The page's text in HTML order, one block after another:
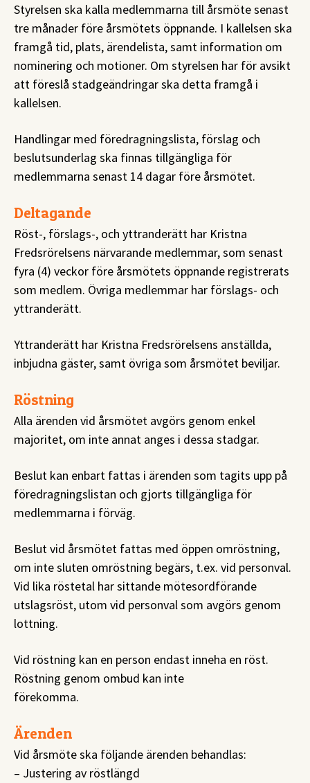
Styrelsen ska kalla medlemmarna till årsmöte senast
tre månader före årsmötets öppnande. I kallelsen ska
framgå tid, plats, ärendelista, samt information om
nominering och motioner. Om styrelsen har för avsikt
att föreslå stadgeändringar ska detta framgå i
kallelsen.
Handlingar med föredragningslista, förslag och
beslutsunderlag ska finnas tillgängliga för
medlemmarna senast 14 dagar före årsmötet.
Deltagande
Röst-, förslags-, och yttranderätt har Kristna
Fredsrörelsens närvarande medlemmar, som senast
fyra (4) veckor före årsmötets öppnande registrerats
som medlem. Övriga medlemmar har förslags- och
yttranderätt.
Yttranderätt har Kristna Fredsrörelsens anställda,
inbjudna gäster, samt övriga som årsmötet beviljar.
Röstning
Alla ärenden vid årsmötet avgörs genom enkel
majoritet, om inte annat anges i dessa stadgar.
Beslut kan enbart fattas i ärenden som tagits upp på
föredragningslistan och gjorts tillgängliga för
medlemmarna i förväg.
Beslut vid årsmötet fattas med öppen omröstning,
om inte sluten omröstning begärs, t.ex. vid personval.
Vid lika röstetal har sittande mötesordförande
utslagsröst, utom vid personval som avgörs genom
lottning.
Vid röstning kan en person endast inneha en röst.
Röstning genom ombud kan inte
förekomma.
Ärenden
Vid årsmöte ska följande ärenden behandlas:
– Justering av röstlängd